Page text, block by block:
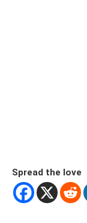
Spread the love